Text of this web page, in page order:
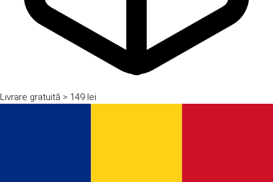
Livrare gratuită > 149 lei